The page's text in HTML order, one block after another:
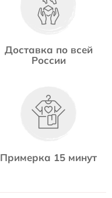
Доставка по всей
России
Примерка 15 минут